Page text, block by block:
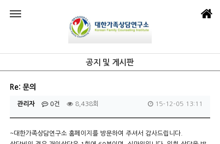
공지 및 게시판
Re: 문의
관리자 0건 8,438회 15-12-05 13:11
~대한가족상담연구소 홈페이지를 방문하여 주셔서 감사드립니다.